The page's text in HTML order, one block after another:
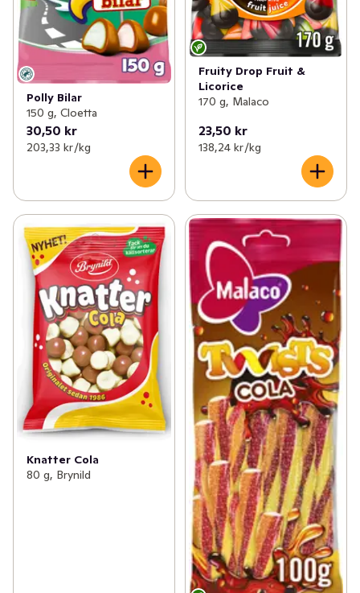
Polly Bilar
150 g, Cloetta
30,50 kr
203,33 kr /kg
Fruity Drop Fruit &
Licorice
170 g, Malaco
23,50 kr
138,24 kr /kg
Knatter Cola
80 g, Brynild